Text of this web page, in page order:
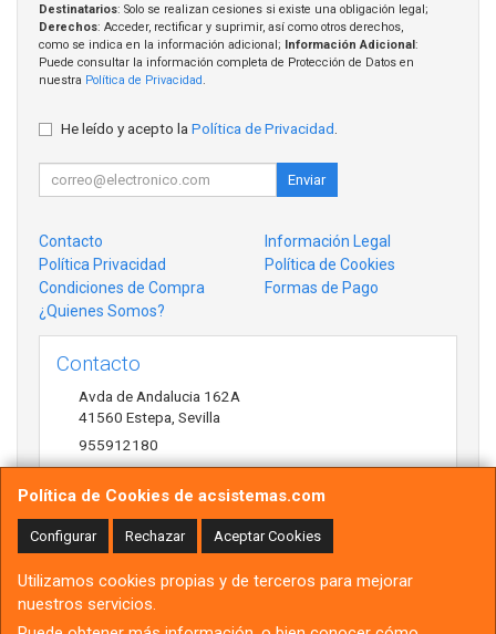
Política de Cookies de acsistemas.com
Configurar Rechazar Aceptar Cookies
Utilizamos cookies propias y de terceros para mejorar
nuestros servicios.
Destinatarios: Solo se realizan cesiones si existe una obligación legal;
Derechos: Acceder, rectificar y suprimir, así como otros derechos,
como se indica en la información adicional; Información Adicional:
Puede consultar la información completa de Protección de Datos en
nuestra Política de Privacidad
He leído y acepto la Política de Privacidad
Enviar
Contacto
Información Legal
Política Privacidad
Política de Cookies
Condiciones de Compra
Formas de Pago
¿Quienes Somos?
Contacto
Avda de Andalucia 162A
41560 Estepa Sevilla
955912180
antonio@acsistemas.com
Horario
10:00h-13:30h 17:00h-20:30h